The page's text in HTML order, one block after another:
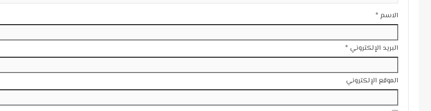
الاسم *
البريد الإلكتروني *
الموقع الإلكتروني